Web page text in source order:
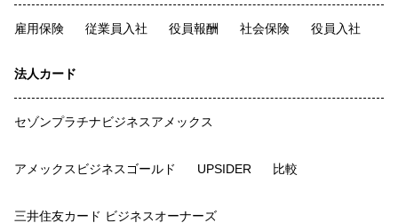
雇用保険 従業員入社 役員報酬 社会保険 役員入社
法人カード
セゾンプラチナビジネスアメックス
アメックスビジネスゴールド UPSIDER 比較
三井住友カード ビジネスオーナーズ